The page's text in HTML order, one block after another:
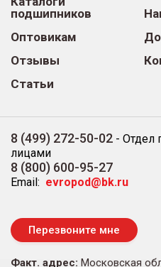
подшипников
Оптовикам
Отзывы
Статьи
8 (499) 272-50-02 - Отдел
лицами
8 (800) 600-95-27
Email: evropod@bk.ru
Перезвоните мне
Факт. адрес: Московская